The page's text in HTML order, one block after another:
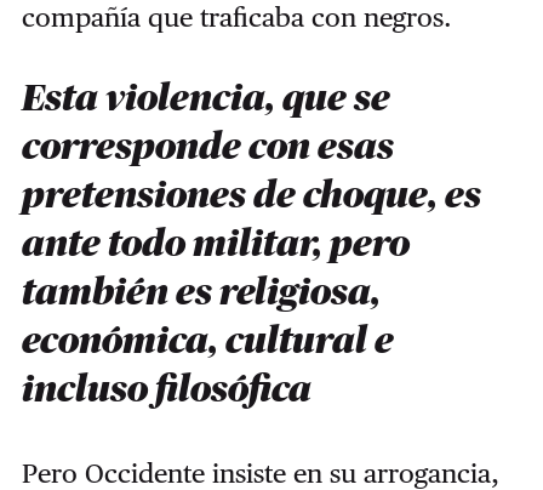
compañía que traficaba con negros.
Esta violencia, que se
corresponde con esas
pretensiones de choque, es
ante todo militar, pero
también es religiosa,
económica, cultural e
incluso filosófica
Pero Occidente insiste en su arrogancia,